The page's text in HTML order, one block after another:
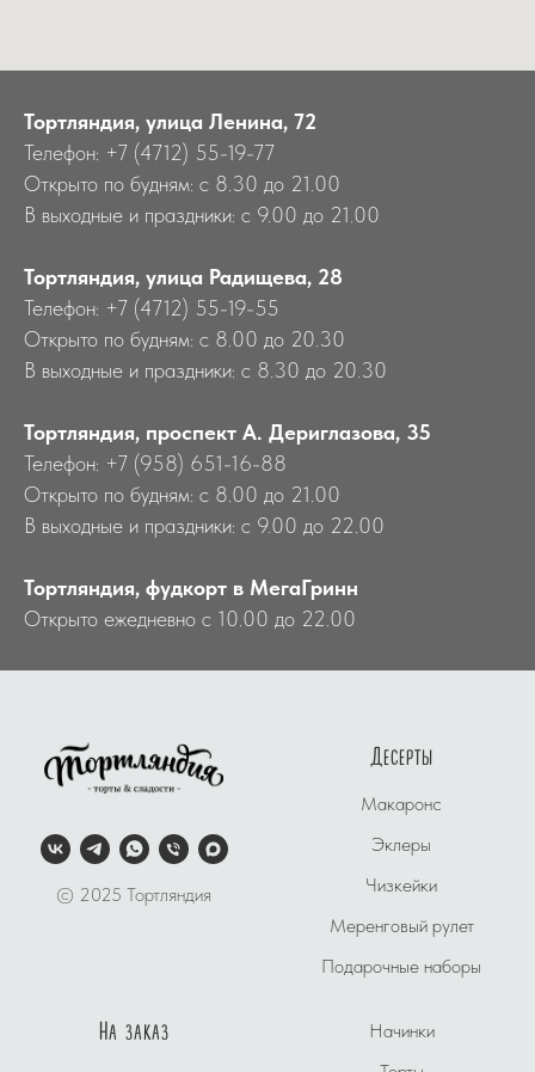
Тортляндия, улица Ленина, 72
Телефон: +7 (4712) 55-19-77
Открыто по будням: с 8.30 до 21.00
В выходные и праздники: с 9.00 до 21.00
Тортляндия, улица Радищева, 28
Телефон: +7 (4712) 55-19-55
Открыто по будням: с 8.00 до 20.30
В выходные и праздники: с 8.30 до 20.30
Тортляндия, проспект А. Дериглазова, 35
Телефон: +7 (958) 651-16-88
Открыто по будням: с 8.00 до 21.00
В выходные и праздники: с 9.00 до 22.00
Тортляндия, фудкорт в МегаГринн
Открыто ежедневно с 10.00 до 22.00
© 2025 Тортляндия
Десерты
Макаронс
Эклеры
Чизкейки
Меренговый рулет
Подарочные наборы
На заказ
Начинки